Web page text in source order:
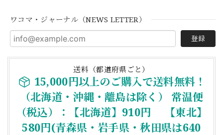
ワコマ・ジャーナル（NEWS LETTER）
登録
送料（都道府県ごと）
15,000円以上のご購入で送料無料！
（北海道・沖縄・離島は除く） 常温便
（税込）：【北海道】910円 【東北】
580円(青森県・岩手県・秋田県は640